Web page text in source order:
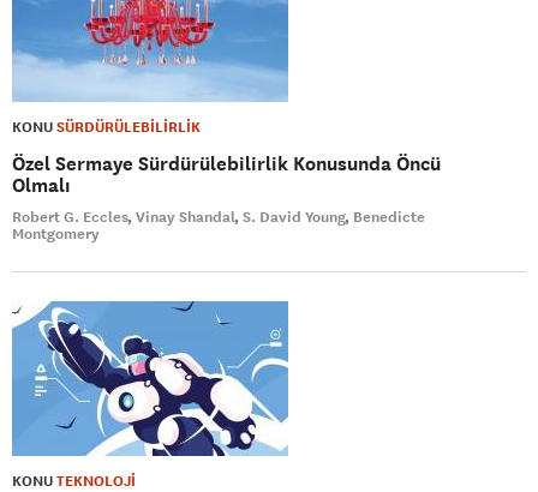
KONUSÜRDÜRÜLEBİLİRLİK
Özel Sermaye Sürdürülebilirlik Konusunda Öncü
Olmalı
Robert G. Eccles Vinay Shandal S. David Young Benedicte
Montgomery
KONUTEKNOLOJİ